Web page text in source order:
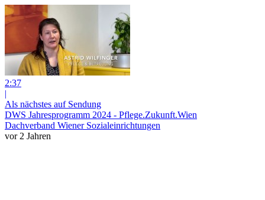
2:37
|
Als nächstes auf Sendung
DWS Jahresprogramm 2024 - Pflege.Zukunft.Wien
Dachverband Wiener Sozialeinrichtungen
vor 2 Jahren